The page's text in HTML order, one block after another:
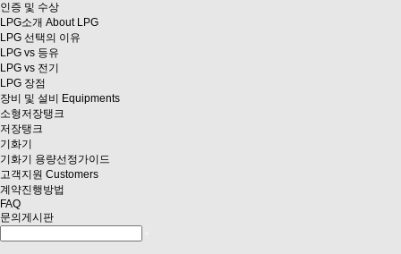
인증 및 수상
LPG소개 About LPG
LPG 선택의 이유
LPG vs 등유
LPG vs 전기
LPG 장점
장비 및 설비
Equipments
소형저장탱크
저장탱크
기화기
기화기 용량선정가이드
고객지원 Customers
계약진행방법
FAQ
문의게시판